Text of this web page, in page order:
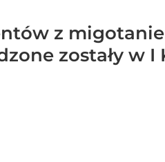
z
zostały w